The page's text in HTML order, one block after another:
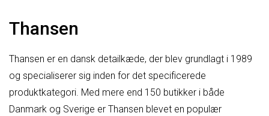
Thansen
Thansen er en dansk detailkæde, der blev grundlagt i 1989
og specialiserer sig inden for det specificerede
produktkategori. Med mere end 150 butikker i både
Danmark og Sverige er Thansen blevet en populær